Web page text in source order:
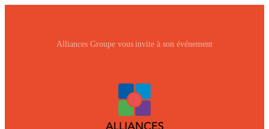
Alliances Groupe vous invite à son événement